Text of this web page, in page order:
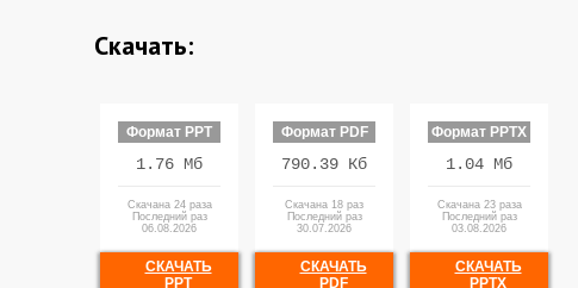
Скачать:
Формат PPT
1.76 Мб
Скачана 24 раза
Последний раз
06.08.2026
СКАЧАТЬ
PPT
Формат PDF
790.39 Кб
Скачана 18 раз
Последний раз
30.07.2026
СКАЧАТЬ
PDF
Формат PPTX
1.04 Мб
Скачана 23 раза
Последний раз
03.08.2026
СКАЧАТЬ
PPTX